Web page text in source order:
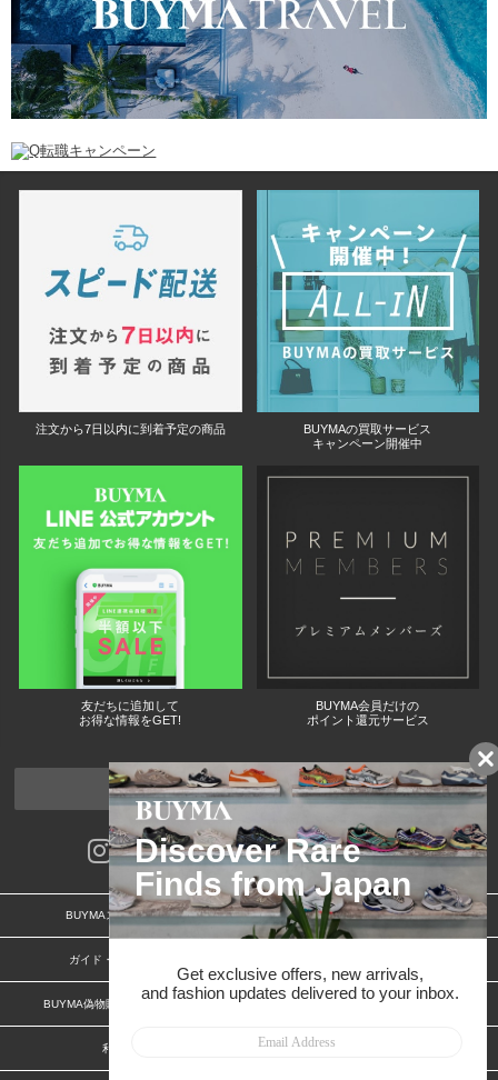
注文から7日以内に到着予定の商品
BUYMAの買取サービス
キャンペーン開催中
友だちに追加して
お得な情報をGET!
BUYMA会員だけの
ポイント還元サービス
ページトップへ
BUYMAスタートガイド 安心への取り組み
ガイド・お問い合わせ
BUYMA偽物販売防止の取り組み BUYMA CARD
利用規約